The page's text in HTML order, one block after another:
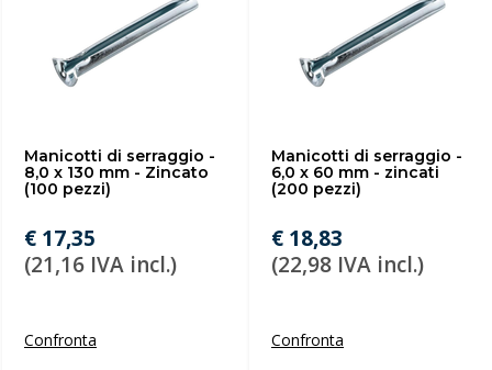
Manicotti di serraggio -
8,0 x 130 mm - Zincato
(100 pezzi)
€ 17,35
(21,16 IVA incl.)
Confronta
Manicotti di serraggio -
6,0 x 60 mm - zincati
(200 pezzi)
€ 18,83
(22,98 IVA incl.)
Confronta